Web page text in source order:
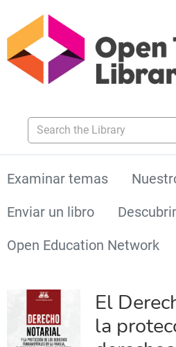
Search the Library
Examinar temas
Enviar un libro
Open Education Network
El
la